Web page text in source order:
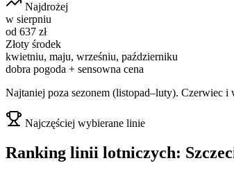
Najdrożej
w sierpniu
od 637 zł
Złoty środek
kwietniu, maju, wrześniu, październiku
dobra pogoda + sensowna cena
Najtaniej poza sezonem (listopad–luty). Czerwiec i
Najczęściej wybierane linie
Ranking linii lotniczych: